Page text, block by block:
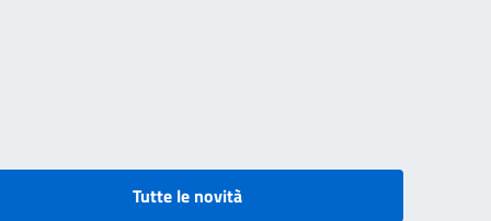
Tutte le novità